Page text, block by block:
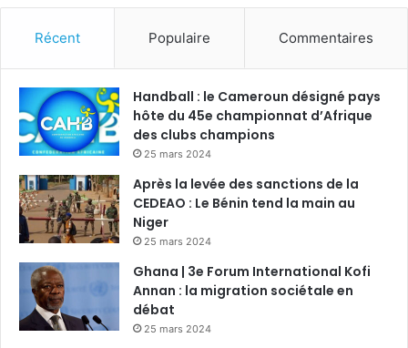
Récent Populaire Commentaires
Handball : le Cameroun désigné pays
hôte du 45e championnat d’Afrique
des clubs champions
25 mars 2024
Après la levée des sanctions de la
CEDEAO : Le Bénin tend la main au
Niger
25 mars 2024
Ghana | 3e Forum International Kofi
Annan : la migration sociétale en
débat
25 mars 2024